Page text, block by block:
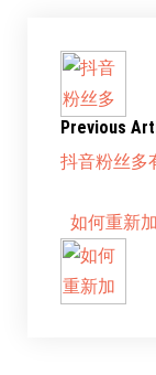
Previous
抖音粉丝多
如何重新